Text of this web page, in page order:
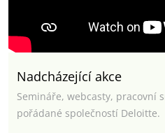
Nadcházející akce
Semináře, webcasty, pracovní
pořádané společností Deloitte.